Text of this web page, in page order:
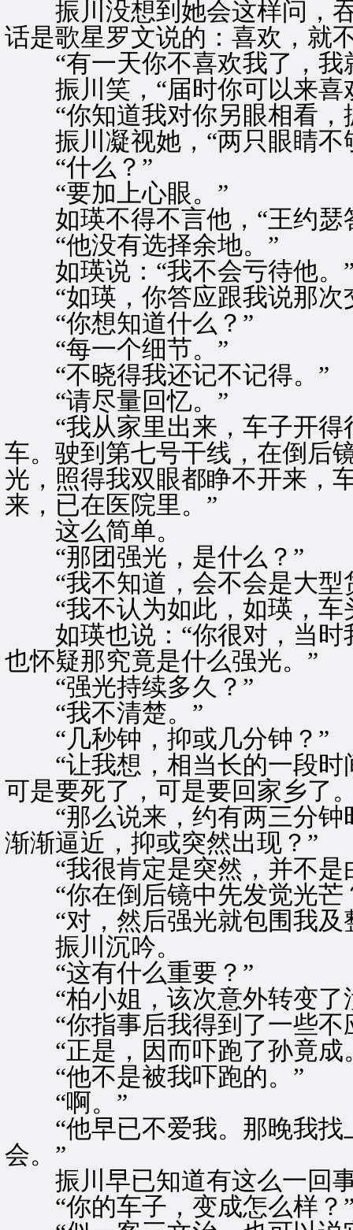
振川没想到她会这样问，吞
话是歌星罗文说的：喜欢，就
“有一天你不喜欢我了，我
振川笑，“届时你可以来喜
“你知道我对你另眼相看，
振川凝视她，“两只眼睛不
“什么？”
“要加上心眼。”
如瑛不得不言他，“王约瑟
“他没有选择余地。”
如瑛说：“我不会亏待他。
“如瑛，你答应跟我说那次
“你想知道什么？”
“每一个细节。”
“不晓得我还记不记得。”
“请尽量回忆。”
“我从家里出来，车子开得
车。驶到第七号干线，在倒后
光，照得我双眼都睁不开来，
来，已在医院里。”
这么简单。
“那团强光，是什么？”
“我不知道，会不会是大型
“我不认为如此，如瑛，车
如瑛也说：“你很对，当时
也怀疑那究竟是什么强光。”
“强光持续多久？”
“我不清楚。”
“几秒钟，抑或几分钟？”
“让我想，相当长的一段时
可是要死了，可是要回家乡了
“那么说来，约有两三分钟
渐渐逼近，抑或突然出现？”
“我很肯定是突然，并不是
“你在倒后镜中先发觉光芒
“对，然后强光就包围我及
振川沉吟。
“这有什么重要？”
“柏小姐，该次意外转变了
“你指事后我得到了一些不
“正是，因而吓跑了孙竟成
“他不是被我吓跑的。”
“啊。”
“他早已不爱我。那晚我找
会。”
振川早已知道有这么一回
“你的车子，变成怎么样？